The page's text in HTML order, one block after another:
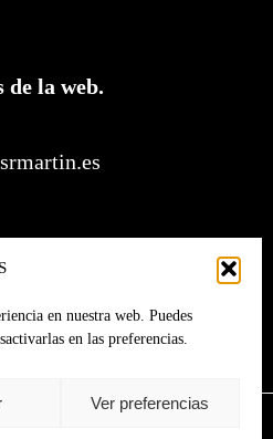
en nuestra web. Puedes
en las preferencias.
Ver preferencias
de la web.